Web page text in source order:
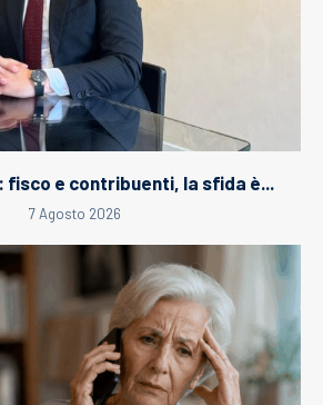
fisco e contribuenti, la sfida è...
7 Agosto 2026